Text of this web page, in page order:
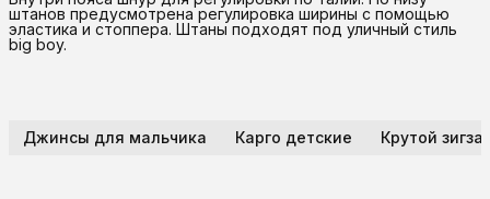
штанов предусмотрена регулировка ширины с помощью
эластика и стоппера. Штаны подходят под уличный стиль
big boy.
Джинсы для мальчика Карго детские Крутой зигзаг